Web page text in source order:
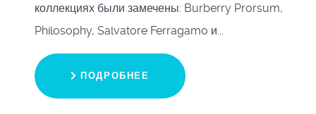
коллекциях были замечены: Burberry Prorsum,
Philosophy, Salvatore Ferragamo и...
ПОДРОБНЕЕ